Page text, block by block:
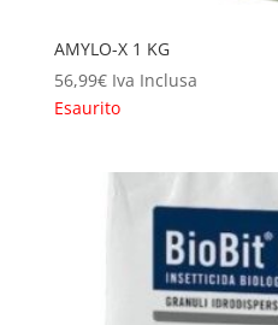
AMYLO-X 1 KG
56,99€ Iva Inclusa
Esaurito